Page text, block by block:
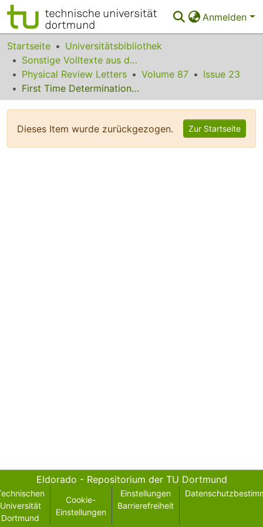
Anmelden
Bereiche & Sammlungen
Das gesamte Repositorium
Statistiken
Startseite
Universitätsbibliothek
Sonstige Volltexte aus dem Bibliotheksangebot
Physical Review Letters
Volume 87
Issue 23
First Time Determination of the Microscopic Structure of a Stripe Phase
Dieses Item wurde zurückgezogen. Zur Startseite
Eldorado - Repositorium der TU Dortmund
Universität
Dortmund
Cookie-
Einstellungen
Einstellungen
Barrierefreiheit